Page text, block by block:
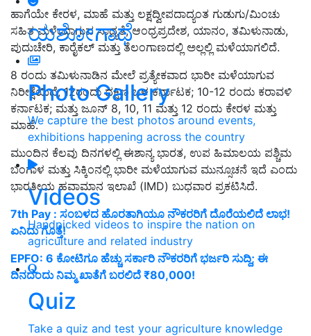
ಯಶೋಗಾಥೆ
Photo Gallery
We capture the best photos around events,
exhibitions happening across the country
Videos
Handpicked videos to inspire the nation on
agriculture and related industry
Quiz
Take a quiz and test your agriculture knowledge
ಹಾಗೆಯೇ ಕೇರಳ, ಮಾಹೆ ಮತ್ತು ಲಕ್ಷದ್ವೀಪದಾದ್ಯಂತ ಗುಡುಗು/ಮಿಂಚು
ಸಹಿತ ಮಳೆಯಾಗುವ ಸಾಧ್ಯತೆ; ಆಂಧ್ರಪ್ರದೇಶ, ಯಾನಂ, ತಮಿಳುನಾಡು,
ಪುದುಚೇರಿ, ಕಾರೈಕಲ್ ಮತ್ತು ತೆಲಂಗಾಣದಲ್ಲಿ ಅಲ್ಲಲ್ಲಿ ಮಳೆಯಾಗಲಿದೆ.
8 ರಂದು ತಮಿಳುನಾಡಿನ ಮೇಲೆ ಪ್ರತ್ಯೇಕವಾದ ಭಾರೀ ಮಳೆಯಾಗುವ
ನಿರೀಕ್ಷೆಯಿದೆ; 12ರಂದು ದಕ್ಷಿಣ ಒಳ ಕರ್ನಾಟಕ; 10-12 ರಂದು ಕರಾವಳಿ
ಕರ್ನಾಟಕ; ಮತ್ತು ಜೂನ್ 8, 10, 11 ಮತ್ತು 12 ರಂದು ಕೇರಳ ಮತ್ತು
ಮಾಹೆ.
ಮುಂದಿನ ಕೆಲವು ದಿನಗಳಲ್ಲಿ ಈಶಾನ್ಯ ಭಾರತ, ಉಪ ಹಿಮಾಲಯ ಪಶ್ಚಿಮ
ಬಂಗಾಳ ಮತ್ತು ಸಿಕ್ಕಿಂನಲ್ಲಿ ಭಾರೀ ಮಳೆಯಾಗುವ ಮುನ್ಸೂಚನೆ ಇದೆ ಎಂದು
ಭಾರತೀಯ ಹವಾಮಾನ ಇಲಾಖೆ (IMD) ಬುಧವಾರ ಪ್ರಕಟಿಸಿದೆ.
7th Pay : ಸಂಬಳದ ಹೊರತಾಗಿಯೂ ನೌಕರರಿಗೆ ದೊರೆಯಲಿದೆ ಲಾಭ!
ಏನಿದು ಗೊತ್ತೆ!
EPFO: 6 ಕೋಟಿಗೂ ಹೆಚ್ಚು ಸರ್ಕಾರಿ ನೌಕರರಿಗೆ ಭರ್ಜರಿ ಸುದ್ದಿ; ಈ
ದಿನದಂದು ನಿಮ್ಮ ಖಾತೆಗೆ ಬರಲಿದೆ ₹80,000!